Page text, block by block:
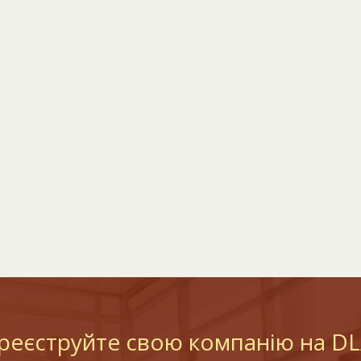
свою компанію на